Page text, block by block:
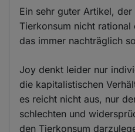
Ein sehr guter Artikel,
Tierkonsum nicht
das immer nachträglich
Joy denkt leider nur
die kapitalistischen
es reicht nicht aus, nur
schlechten und
den Tierkonsum